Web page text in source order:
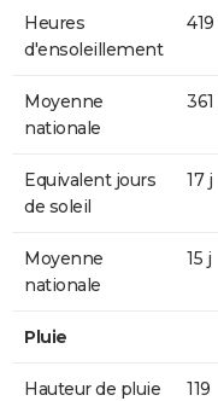
Heures
d'ensoleillement
Moyenne
nationale
Equivalent jours
de soleil
17 j
Moyenne
nationale
15 j
Pluie
Hauteur de pluie
119